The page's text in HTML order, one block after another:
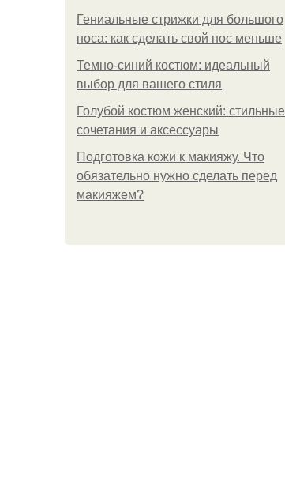
Гениальные стрижки для большого
носа: как сделать свой нос меньше
Темно-синий костюм: идеальный
выбор для вашего стиля
Голубой костюм женский: стильные
сочетания и аксессуары
Подготовка кожи к макияжу. Что
обязательно нужно сделать перед
макияжем?